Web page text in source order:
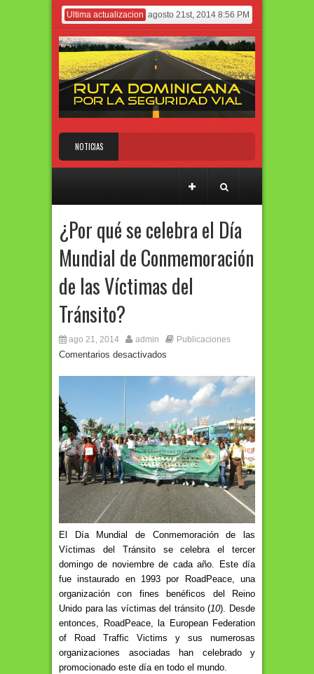
Ultima actualizacion agosto 21st, 2014 8:56 PM
NOTICIAS
Conmemoración de las Víctimas del Tránsito?
¿Por qué se celebra el Día
Mundial de Conmemoración
de las Víctimas del
Tránsito?
ago 21, 2014 admin Publicaciones
Comentarios desactivados
El Día Mundial de Conmemoración de las
Víctimas del Tránsito se celebra el tercer
domingo de noviembre de cada año. Este día
fue instaurado en 1993 por RoadPeace, una
organización con fines benéficos del Reino
Unido para las víctimas del tránsito (10). Desde
entonces, RoadPeace, la European Federation
of Road Traffic Victims y sus numerosas
organizaciones asociadas han celebrado y
promocionado este día en todo el mundo.